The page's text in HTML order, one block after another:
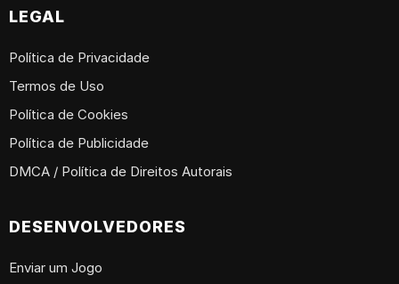
LEGAL
Política de Privacidade
Termos de Uso
Política de Cookies
Política de Publicidade
DMCA / Política de Direitos Autorais
DESENVOLVEDORES
Enviar um Jogo